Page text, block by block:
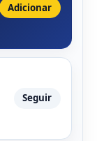
Adicionar
Seguir